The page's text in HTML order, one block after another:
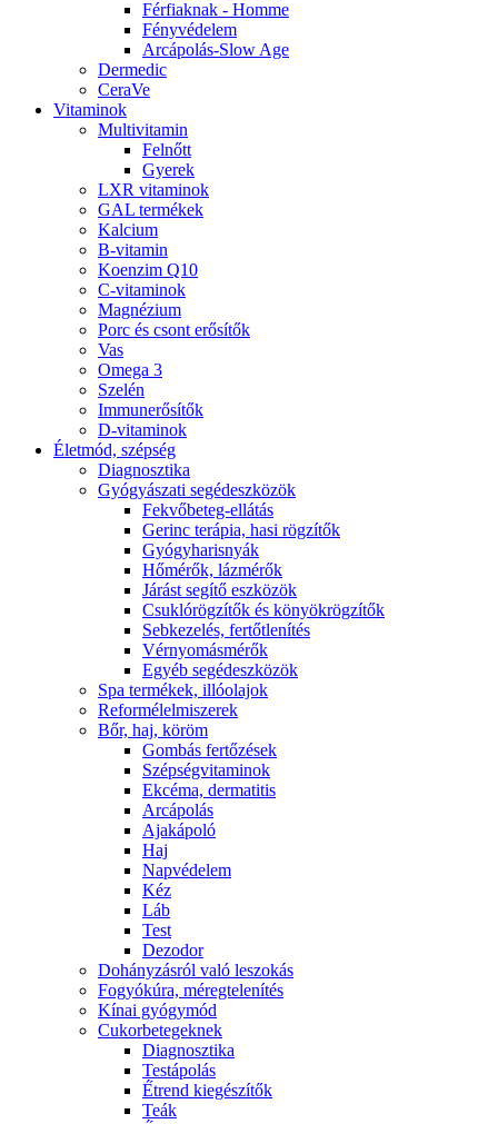
Férfiaknak - Homme
Fényvédelem
Arcápolás-Slow Age
Dermedic
CeraVe
Vitaminok
Multivitamin
Felnőtt
Gyerek
LXR vitaminok
GAL termékek
Kalcium
B-vitamin
Koenzim Q10
C-vitaminok
Magnézium
Porc és csont erősítők
Vas
Omega 3
Szelén
Immunerősítők
D-vitaminok
Életmód, szépség
Diagnosztika
Gyógyászati segédeszközök
Fekvőbeteg-ellátás
Gerinc terápia, hasi rögzítők
Gyógyharisnyák
Hőmérők, lázmérők
Járást segítő eszközök
Csuklórögzítők és könyökrögzítők
Sebkezelés, fertőtlenítés
Vérnyomásmérők
Egyéb segédeszközök
Spa termékek, illóolajok
Reformélelmiszerek
Bőr, haj, köröm
Gombás fertőzések
Szépségvitaminok
Ekcéma, dermatitis
Arcápolás
Ajakápoló
Haj
Napvédelem
Kéz
Láb
Test
Dezodor
Dohányzásról való leszokás
Fogyókúra, méregtelenítés
Kínai gyógymód
Cukorbetegeknek
Diagnosztika
Testápolás
É́trend kiegészítők
Teák